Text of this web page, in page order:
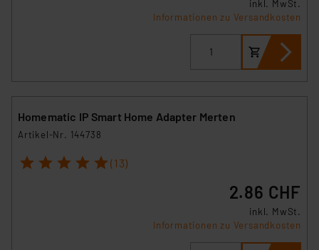
inkl. MwSt.
Informationen zu Versandkosten
Homematic IP Smart Home Adapter Merten
Artikel-Nr. 144738
1 2 3 4 5 (13)
2.86 CHF
inkl. MwSt.
Informationen zu Versandkosten